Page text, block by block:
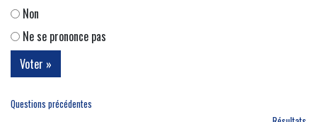
Non
Ne se prononce pas
Questions précédentes